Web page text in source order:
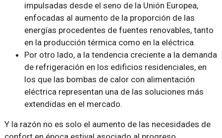
impulsadas desde el seno de la Unión Europea,
enfocadas al aumento de la proporción de las
energías procedentes de fuentes renovables, tanto
en la producción térmica como en la eléctrica.
Por otro lado, a la tendencia creciente a la demanda
de refrigeración en los edificios residenciales, en
los que las bombas de calor con alimentación
eléctrica representan una de las soluciones más
extendidas en el mercado.
Y la razón no es solo el aumento de las necesidades de